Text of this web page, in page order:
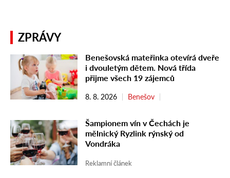
ZPRÁVY
Benešovská mateřinka otevírá dveře
i dvouletým dětem. Nová třída
přijme všech 19 zájemců
8. 8. 2026 Benešov
Šampionem vín v Čechách je
mělnický Ryzlink rýnský od
Vondráka
Reklamní článek